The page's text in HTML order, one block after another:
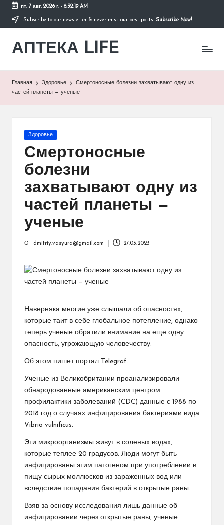
Перейти
содержимому
пт, 7 авг. 2026 г.- 6:32:20 AM
Subscribe to our newsletter & never miss our best posts. Subscribe Now!
АПТЕКА LIFE
сайт
здоровом
Главная Здоровье
Смертоносные болезни захватывают одну из
частей планеты — ученые
Опубликовано
Здоровье
Смертоносные
болезни
захватывают одну из
частей планеты —
ученые
От dmitriy.vasyura@gmail.com 27.03.2023
Наверняка многие уже слышали об опасностях,
которые таит в себе глобальное потепление, однако
теперь ученые обратили внимание на еще одну
опасность, угрожающую человечеству.
Об этом пишет портал Telegraf.
Ученые из Великобритании проанализировали
обнародованные американским центром
профилактики заболеваний (CDC) данные с 1988 по
2018 год о случаях инфицирования бактериями вида
Vibrio vulnificus.
Эти микроорганизмы живут в соленых водах,
которые теплее 20 градусов. Люди могут быть
инфицированы этим патогеном при употреблении в
пищу сырых моллюсков из зараженных вод или
вследствие попадания бактерий в открытые раны.
Взяв за основу исследования лишь данные об
инфицировании через открытые раны, ученые